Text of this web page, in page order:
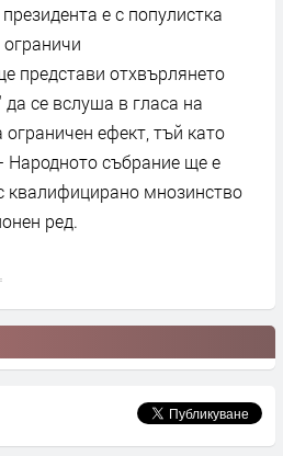
е с популистка
представи отхвърлянето
да се вслуша в гласа на
ефект, тъй като
Народното събрание ще е
квалифицирано мнозинство
ред.